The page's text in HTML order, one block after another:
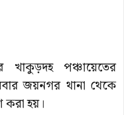
পঞ্চায়েতের
জয়নগর থানা থেকে
হয়।